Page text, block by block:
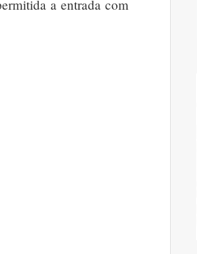
a entrada com